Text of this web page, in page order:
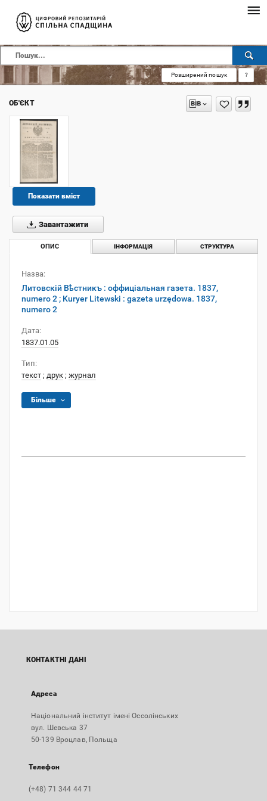
Розширений пошук ?
ОБ'ЄКТ
Показати вміст
Завантажити
ОПИС ІНФОРМАЦІЯ СТРУКТУРА
Назва:
Литовскій Вѣстникъ : оффиціальная газета. 1837,
numero 2 ; Kuryer Litewski : gazeta urzędowa. 1837,
numero 2
Дата:
1837.01.05
Тип:
текст ; друк ; журнал
Більше
КОНТАКТНІ ДАНІ
Адреса
Національний інститут імені Оссолінських
вул. Шевська 37
50-139 Вроцлав, Польща
Телефон
(+48) 71 344 44 71